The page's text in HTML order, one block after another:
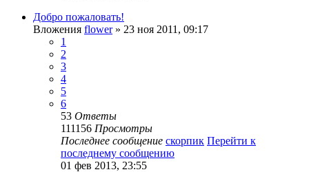
Добро пожаловать!
Вложения flower» 23 ноя 2011, 09:17
1
2
3
4
5
6
53 Ответы
111156 Просмотры
Последнее сообщение скорпик Перейти к
последнему сообщению
01 фев 2013, 23:55